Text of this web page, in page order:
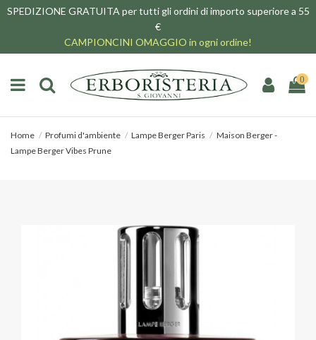
SPEDIZIONE GRATUITA per tutti gli ordini di importo superiore a 55
€
CAMPIONCINI OMAGGIO in ogni ordine!
0
Home Profumi d'ambiente Lampe Berger Paris
Maison Berger -
Lampe Berger Vibes Prune